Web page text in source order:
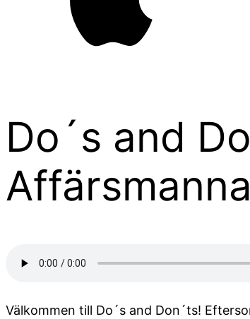
Do´s and
Välkommen till Do´s and Don´ts!